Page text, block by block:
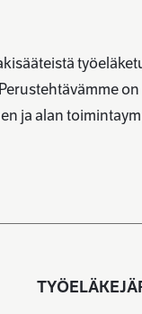
on
ja alan